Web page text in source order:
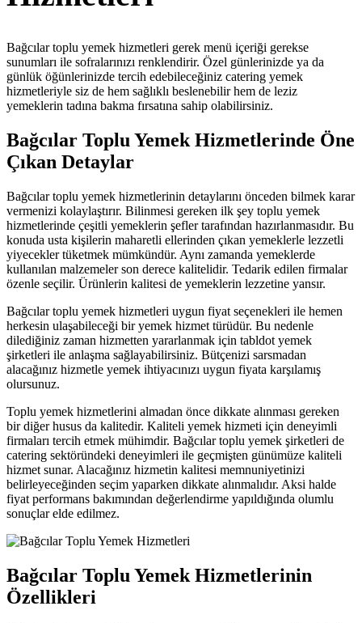
Bağcılar toplu yemek hizmetleri gerek menü içeriği gerekse
sunumları ile sofralarınızı renklendirir. Özel günlerinizde ya da
günlük öğünlerinizde tercih edebileceğiniz catering yemek
hizmetleriyle siz de hem sağlıklı beslenebilir hem de leziz
yemeklerin tadına bakma fırsatına sahip olabilirsiniz.
Bağcılar Toplu Yemek Hizmetlerinde Öne
Çıkan Detaylar
Bağcılar toplu yemek hizmetlerinin detaylarını önceden bilmek karar
vermenizi kolaylaştırır. Bilinmesi gereken ilk şey toplu yemek
hizmetlerinde çeşitli yemeklerin şefler tarafından hazırlanmasıdır. Bu
konuda usta kişilerin maharetli ellerinden çıkan yemeklerle lezzetli
yiyecekler tüketmek mümkündür. Aynı zamanda yemeklerde
kullanılan malzemeler son derece kalitelidir. Tedarik edilen firmalar
özenle seçilir. Ürünlerin kalitesi de yemeklerin lezzetine yansır.
Bağcılar toplu yemek hizmetleri uygun fiyat seçenekleri ile hemen
herkesin ulaşabileceği bir yemek hizmet türüdür. Bu nedenle
dilediğiniz zaman hizmetten yararlanmak için tabldot yemek
şirketleri ile anlaşma sağlayabilirsiniz. Bütçenizi sarsmadan
alacağınız hizmetle yemek ihtiyacınızı uygun fiyata karşılamış
olursunuz.
Toplu yemek hizmetlerini almadan önce dikkate alınması gereken
bir diğer husus da kalitedir. Kaliteli yemek hizmeti için deneyimli
firmaları tercih etmek mühimdir. Bağcılar toplu yemek şirketleri de
catering sektöründeki deneyimleri ile geçmişten günümüze kaliteli
hizmet sunar. Alacağınız hizmetin kalitesi memnuniyetinizi
belirleyeceğinden seçim yaparken dikkate alınmalıdır. Aksi halde
fiyat performans bakımından değerlendirme yapıldığında olumlu
sonuçlar elde edilmez.
Bağcılar Toplu Yemek Hizmetlerinin
Özellikleri